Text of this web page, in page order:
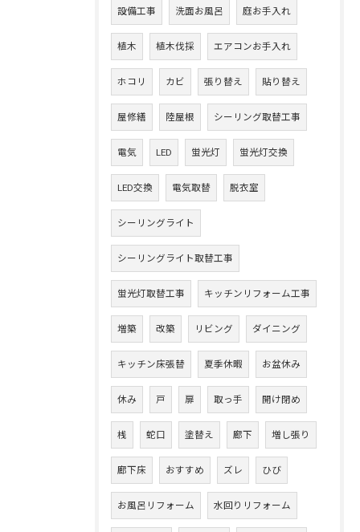
設備工事 洗面お風呂 庭お手入れ
植木 植木伐採 エアコンお手入れ
ホコリ カビ 張り替え 貼り替え
屋修繕 陸屋根 シーリング取替工事
電気 LED 蛍光灯 蛍光灯交換
LED交換 電気取替 脱衣室
シーリングライト
シーリングライト取替工事
蛍光灯取替工事 キッチンリフォーム工事
増築 改築 リビング ダイニング
キッチン床張替 夏季休暇 お盆休み
休み 戸 扉 取っ手 開け閉め
桟 蛇口 塗替え 廊下 増し張り
廊下床 おすすめ ズレ ひび
お風呂リフォーム 水回りリフォーム